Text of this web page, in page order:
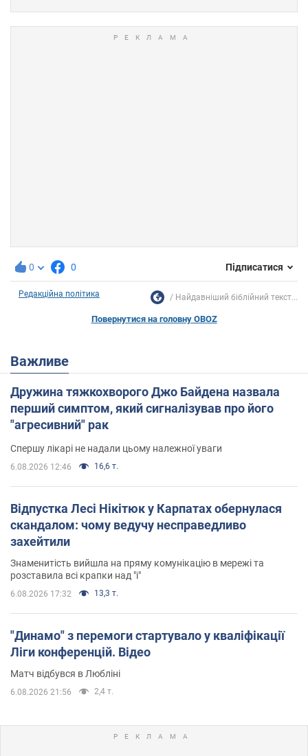
0 0 Підписатися
Редакційна політика Найдавніший біблійний текст...
Повернутися на головну OBOZ
Важливе
Дружина тяжкохворого Джо Байдена назвала
перший симптом, який сигналізував про його
"агресивний" рак
Спершу лікарі не надали цьому належної уваги
6.08.2026 12:46 16,6 т.
Відпустка Лесі Нікітюк у Карпатах обернулася
скандалом: чому ведучу несправедливо
захейтили
Знаменитість вийшла на пряму комунікацію в мережі та
розставила всі крапки над "і"
6.08.2026 17:32 13,3 т.
"Динамо" з перемоги стартувало у кваліфікації
Ліги конференцій. Відео
Матч відбувся в Любліні
6.08.2026 21:56 2,4 т.